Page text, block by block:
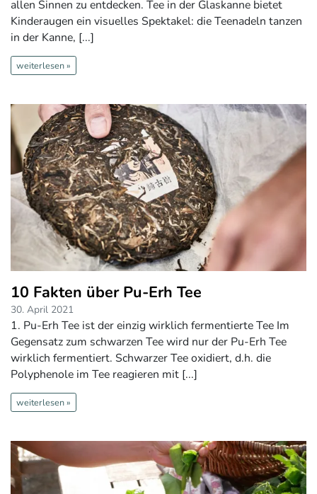
allen Sinnen zu entdecken. Tee in der Glaskanne bietet
Kinderaugen ein visuelles Spektakel: die Teenadeln tanzen
in der Kanne, [...]
weiterlesen »
10 Fakten über Pu-Erh Tee
30. April 2021
1. Pu-Erh Tee ist der einzig wirklich fermentierte Tee Im
Gegensatz zum schwarzen Tee wird nur der Pu-Erh Tee
wirklich fermentiert. Schwarzer Tee oxidiert, d.h. die
Polyphenole im Tee reagieren mit [...]
weiterlesen »